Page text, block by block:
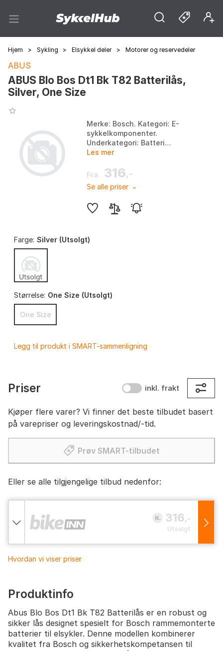
Hjem > Sykling > Elsykkel deler > Motorer og reservedeler
ABUS
ABUS Blo Bos Dt1 Bk T82 Batterilås,
Silver, One Size
Merke: Bosch. Kategori: E-
sykkelkomponenter.
Underkategori: Batteri
reservedeler. Farge: Svart.
Size.
Les mer
Fra 316,-
Se alle priser
Farge: Silver (Utsolgt)
Størrelse: One Size (Utsolgt)
One Size
Legg til produkt i SMART-sammenligning
Priser inkl. frakt
Kjøper flere varer? Vi finner det beste tilbudet basert
på varepriser og leveringskostnad/-tid.
Prøv SMART-tilbudet
Eller se alle tilgjengelige tilbud nedenfor:
316,-
Utsolgt
Hvordan vi viser priser
Produktinfo
Abus Blo Bos Dt1 Bk T82 Batterilås er en robust og
sikker lås designet spesielt for Bosch rammemonterte
batterier til elsykler. Denne modellen kombinerer
kvalitet fra Bosch og sikkerhetskompetansen til